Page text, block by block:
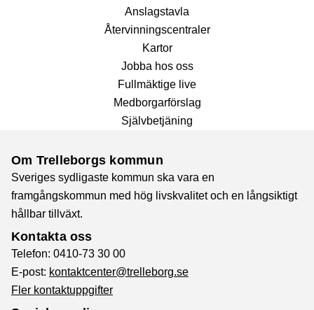
Anslags­tavla
Återvinnings­centraler
Kartor
Jobba hos oss
Fullmäktige live
Medborgarförslag
Självbetjäning
Om Trelleborgs kommun
Sveriges sydligaste kommun ska vara en
framgångskommun med hög livskvalitet och en långsiktigt
hållbar tillväxt.
Kontakta oss
Telefon: 0410-73 30 00
E-post: kontaktcenter@trelleborg.se
Fler kontaktuppgifter